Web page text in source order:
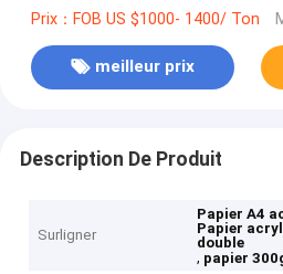
couche double
Prix：FOB US $1000- 1400/ Ton
meilleur prix
Description De Produit
Surligner
Papier A4
Papier
double
, papier